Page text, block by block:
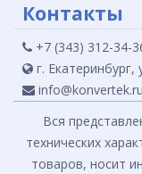
Контакты
+7 (343) 312-34-
г.
info@konvertek.ru
Вся
технических
товаров, носит